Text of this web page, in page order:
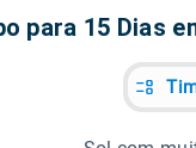
para 15 Dias